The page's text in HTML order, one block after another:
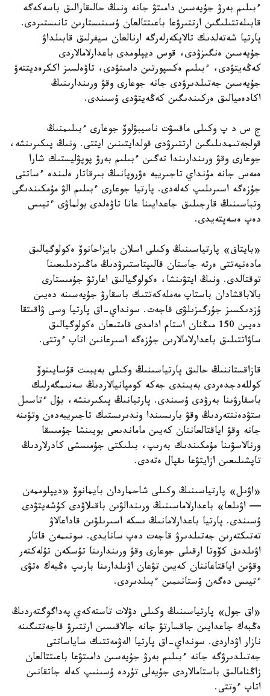
ءبىلىم بەرۋ جۇيەسىن دامىتۋ جانە ونىڭ حالىقارالىق باسەكەگە
قابىلەتتىلىگىن ارتتىرۋعا باعىتتالعان ۇسىنىستارىن تانىستىردى.
پارتيا شەتەلدىك تالاپكەرلەرگە ارنالعان سيفرلىق قابىلداۋ
جۇيەسىن ەنگىزۋدى، قوس ديپلومدى باعدارلامالاردى
كەڭەيتۋدى، ءبىلىم ەكسپورتىن دامىتۋدى، تاۋەلسىز اككرەديتتەۋ
جۇيەسىن جەتىلدىرۋدى جانە جوعارى وقۋ ورىندارىنىڭ
اكادەميالىق ەركىندىگىن كەڭەيتۋدى ۇسىندى.
ج س د پ وكىلى ماقسۋت ناسيبۋلوۆ جوعارى ءبىلىمنىڭ
قولجەتىمدىلىگىن ارتتىرۋدى قولدايتىنىن ايتتى. ونىڭ پىكىرىنشە،
جوعارى وقۋ ورىندارىندا تەگىن ءبىلىم بەرۋ پوپۋليستىك شارا
ەمەس جانە مۇنداي تاجىريبە ەۋروپانىڭ بىرقاتار ەلىندە ءساتتى
جۇزەگە اسىرىلىپ كەلەدى. پارتيا جوعارى ءبىلىم الۋ مۇمكىندىگى
وتباسىنىڭ قارجىلىق جاعدايىنا عانا تاۋەلدى بولماۋى ءتيىس
دەپ ەسەپتەيدى.
«بايتاق» پارتياسىنىڭ وكىلى اسلان بايزاحانوۆ ەكولوگيالىق
مادەنيەتتى ەرتە جاستان قالىپتاستىرۋدىڭ ماڭىزدىلىعىنا
توقتالدى. ونىڭ ايتۋىنشا، ەكولوگيالىق اعارتۋ جۇمىستارى
بالاباقشادان باستاپ مەملەكەتتىك باسقارۋ جۇيەسىنە دەيىن
ۇزدىكسىز جۇرگىزىلۋى قاجەت. سونداي-اق پارتيا وسى ۋاقىتقا
دەيىن 150 مىڭنان استام ادامدى قامتىعان ەكولوگيالىق
ساۋاتتىلىق باعدارلامالارىن جۇزەگە اسىرعانىن اتاپ ءوتتى.
قازاقستاننىڭ حالىق پارتياسىنىڭ وكىلى بەيبىت قۇسايىنوۆ
كوللەدجدەردى بەيىندى جەكە كومپانيالاردىڭ سەنىمگەرلىك
باسقارۋىنا بەرۋدى ۇسىندى. پارتيانىڭ پىكىرىنشە، بۇل ءتاسىل
ستۋدەنتتەردىڭ وقۋ بارىسىندا وندىرىستىك تاجىريبەدەن وتۋىنە
جانە وقۋ اياقتالعاننان كەيىن ماماندىعى بويىنشا جۇمىسقا
ورنالاسۋىنا مۇمكىندىك بەرىپ، بىلىكتى جۇمىسشى كادرلاردىڭ
تاپشىلىعىن ازايتۋعا ىقپال ەتەدى.
«اۋىل» پارتياسىنىڭ وكىلى شاحماردان بايمانوۆ «ديپلوممەن
— اۋىلعا» باعدارلاماسىنىڭ ورىندالۋىن باقىلاۋدى كۇشەيتۋدى
ۇسىندى. پارتيا باعدارلامانىڭ ىسكە اسىرىلۋىن قاداعالاۋ
تەتىكتەرىن جەتىلدىرۋ قاجەت دەپ سانايدى. سونىمەن قاتار
اۋىلدىق كۆوتا ارقىلى جوعارى وقۋ ورىندارىنا تۇسكەن تۇلەكتەر
وقۋىن اياقتاعاننان كەيىن تۋعان اۋىلدارىنا بارىپ ەڭبەك ەتۋى
ءتيىس دەگەن ۇستانىمىن ءبىلدىردى.
«اق جول» پارتياسىنىڭ وكىلى دۋلات تاستەكەي پەداگوگتەردىڭ
ەڭبەك جاعدايىن جاقسارتۋ جانە جالاقىسىن ارتتىرۋ قاجەتتىگىنە
نازار اۋداردى. سونداي-اق پارتيا الەۋمەتتىك ساياساتتى
جەتىلدىرۋگە جانە ءبىلىم بەرۋ جۇيەسىن دامىتۋعا باعىتتالعان
زاڭنامالىق باستامالاردى جۇيەلى تۇردە ۇسىنىپ كەلە جاتقانىن
اتاپ ءوتتى.